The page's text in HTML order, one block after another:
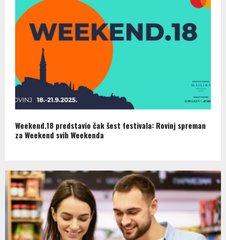
Weekend.18 predstavio čak šest festivala: Rovinj spreman
za Weekend svih Weekenda